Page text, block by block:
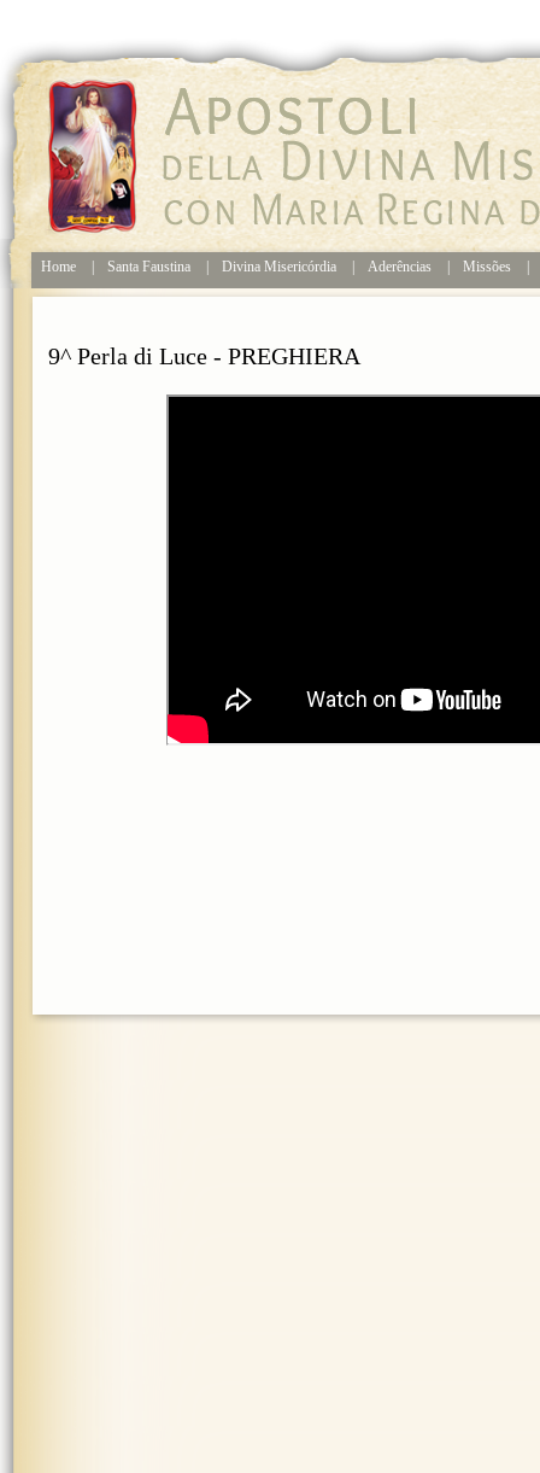
Home Santa Faustina Divina Misericórdia Aderências Missões
9^ Perla di Luce - PREGHIERA